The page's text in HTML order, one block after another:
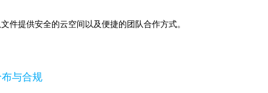
提供安全的云空间以及便捷的团队合作方式。
与合规